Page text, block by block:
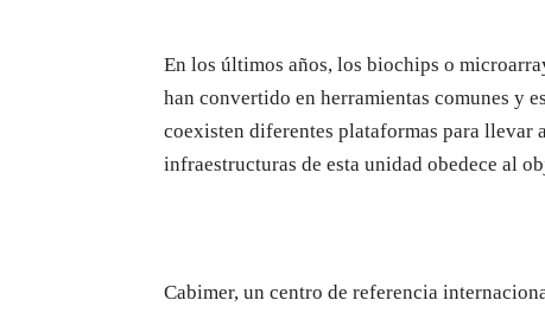
En los últimos años, los biochips o
han convertido en herramientas comunes y
coexisten diferentes plataformas para llevar
infraestructuras de esta unidad obedece al
Cabimer, un centro de referencia